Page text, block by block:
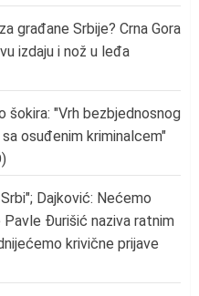
građane Srbije? Crna Gora
izdaju i nož u leđa
šokira: "Vrh bezbjednosnog
osuđenim kriminalcem"
Dajković: Nećemo
Đurišić naziva ratnim
krivične prijave